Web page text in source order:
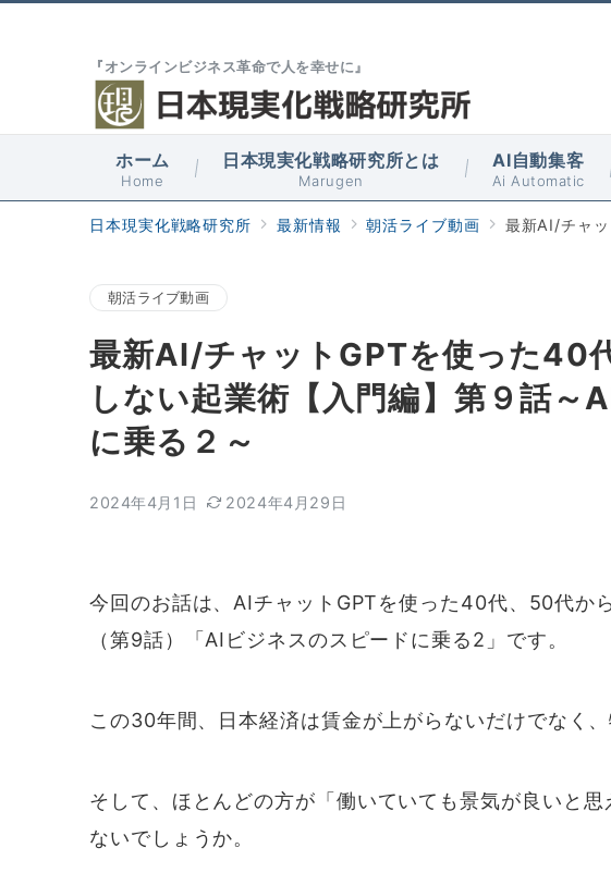
『オンラインビジネス革命で人を幸せに』
ホーム
Home
日本現実化戦略研究所とは
Marugen
AI自動集客
Ai Automatic
日本現実化戦略研究所 最新情報 朝活ライブ動画 最新AI/チャッ
朝活ライブ動画
最新AI/チャットGPTを使った40
しない起業術【入門編】第９話～
に乗る２～
2024年4月1日 2024年4月29日
今回のお話は、AIチャットGPTを使った40代、50代か
（第9話）「AIビジネスのスピードに乗る2」です。
この30年間、日本経済は賃金が上がらないだけでなく
そして、ほとんどの方が「働いていても景気が良いと
ないでしょうか。